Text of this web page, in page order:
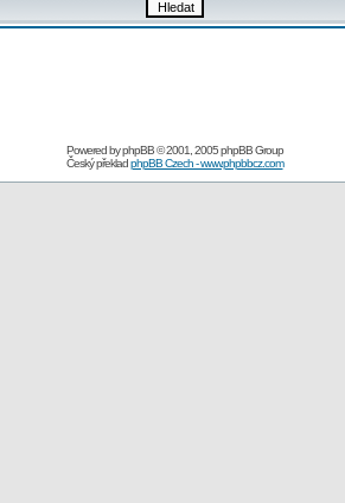
Powered byphpBB© 2001, 2005 phpBB Group
Český překladphpBB Czech - www.phpbbcz.com